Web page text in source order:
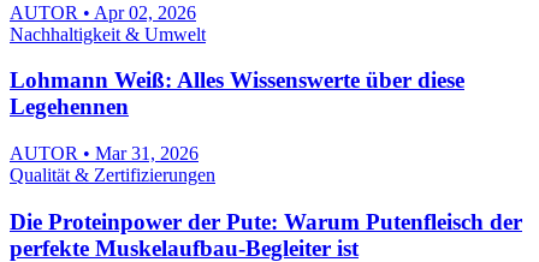
AUTOR • Apr 02, 2026
Nachhaltigkeit & Umwelt
Lohmann Weiß: Alles Wissenswerte über diese
Legehennen
AUTOR • Mar 31, 2026
Qualität & Zertifizierungen
Die Proteinpower der Pute: Warum Putenfleisch der
perfekte Muskelaufbau-Begleiter ist